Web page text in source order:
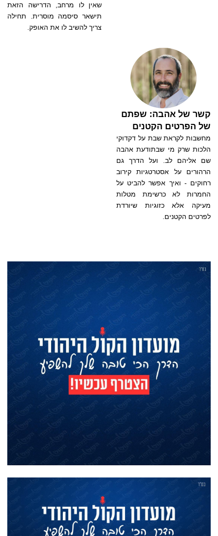
שאין לו מרחב, הדרישה הזאת
תישאר סיסמה מוסרית. תחילה
צריך להשיב לו את האופק.
קשר של אהבה: שפתם
של הפרטים הקטנים
מחשבות לקראת שבת על דקדוקי
הלכות שרק מי שבתודעת אהבה
שם אליהם לב. ועל הדרך גם
הרהורים על אסטרטגיות קירוב
רחוקים - ואיך אפשר להביט על
החמרות לא כרשימת מטלות
מעיקה אלא כזוגיות שיורדת
לפרטים הקטנים.